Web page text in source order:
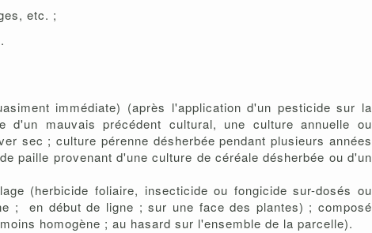
etc. ;
immédiate) (après l'application d'un pesticide sur la
mauvais précédent cultural, une culture annuelle ou
sec ; culture pérenne désherbée pendant plusieurs années
paille provenant d'une culture de céréale désherbée ou d'un
(herbicide foliaire, insecticide ou fongicide sur-dosés ou
; en début de ligne ; sur une face des plantes) ; composé
homogène ; au hasard sur l'ensemble de la parcelle).